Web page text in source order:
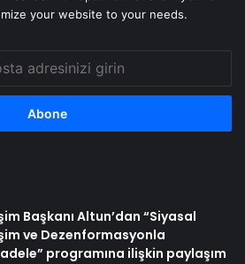
your website to your needs.
Başkanı Altun’dan “Siyasal
ve Dezenformasyonla
programına ilişkin paylaşım